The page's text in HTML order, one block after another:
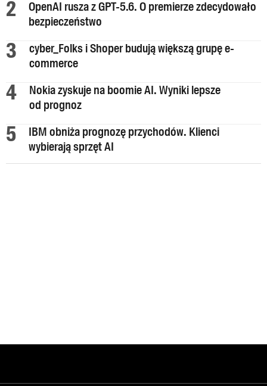
OpenAI rusza z GPT-5.6. O premierze zdecydowało
bezpieczeństwo
cyber_Folks i Shoper budują większą grupę e-
commerce
Nokia zyskuje na boomie AI. Wyniki lepsze
od prognoz
IBM obniża prognozę przychodów. Klienci
wybierają sprzęt AI